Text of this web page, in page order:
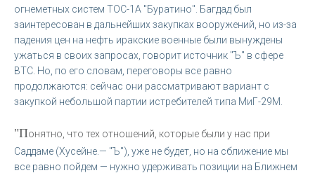
огнеметных систем ТОС-1А "Буратино". Багдад был
заинтересован в дальнейших закупках вооружений, но из-за
падения цен на нефть иракские военные были вынуждены
ужаться в своих запросах, говорит источник "Ъ" в сфере
ВТС. Но, по его словам, переговоры все равно
продолжаются: сейчас они рассматривают вариант с
закупкой небольшой партии истребителей типа МиГ-29М.
"Понятно, что тех отношений, которые были у нас при
Саддаме (Хусейне.— "Ъ"), уже не будет, но на сближение мы
все равно пойдем — нужно удерживать позиции на Ближнем